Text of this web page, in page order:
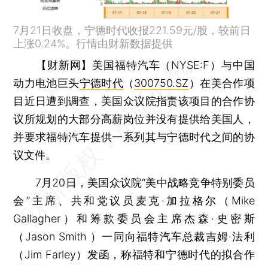
7月21日收盘，宁德时代收报221.59元/股，较前日
上涨0.24%。行情由财新数据提供
【财新网】 美国福特汽车（NYSE:F）与中国
动力电池巨头宁德时代 （300750.SZ ）在美合作项
目近日遭到调查，美国众议院指责该项目的合作协
议所规划的大部分高薪岗位并没有提供给美国人，
并要求福特汽车提供一系列其与宁德时代之间的协
议文件。
7月20日，美国众议院“美中战略竞争特别委员
会”主席、共和党议员麦克·加拉格尔（Mike
Gallagher）和筹款委员会主席杰森·史密斯
（Jason Smith ）一同向福特汽车总裁吉姆·法利
（Jim Farley）发函，称福特和宁德时代的拟合作